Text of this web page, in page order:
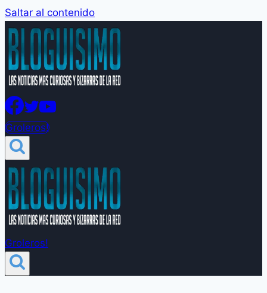
Saltar al contenido
Groleros!
Groleros!